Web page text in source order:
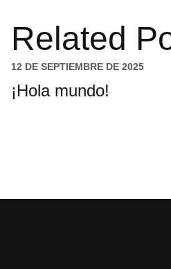
Related
12 DE SEPTIEMBRE DE 2025
¡Hola mundo!